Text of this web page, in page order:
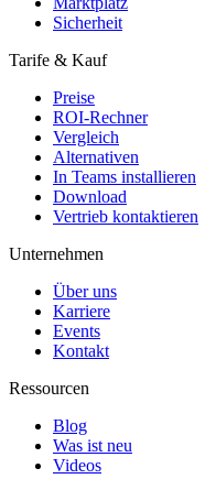
Sicherheit
Tarife & Kauf
Preise
ROI-Rechner
Vergleich
Alternativen
In Teams installieren
Download
Vertrieb kontaktieren
Unternehmen
Über uns
Karriere
Events
Kontakt
Ressourcen
Blog
Was ist neu
Videos